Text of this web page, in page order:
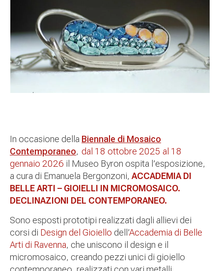
In occasione della Biennale di Mosaico
Contemporaneo, dal 18 ottobre 2025 al 18
gennaio 2026 il Museo Byron ospita l’esposizione,
a cura di Emanuela Bergonzoni, ACCADEMIA DI
BELLE ARTI – GIOIELLI IN MICROMOSAICO.
DECLINAZIONI DEL CONTEMPORANEO.
Sono esposti prototipi realizzati dagli allievi dei
corsi di Design del Gioiello dell’Accademia di Belle
Arti di Ravenna, che uniscono il design e il
micromosaico, creando pezzi unici di gioiello